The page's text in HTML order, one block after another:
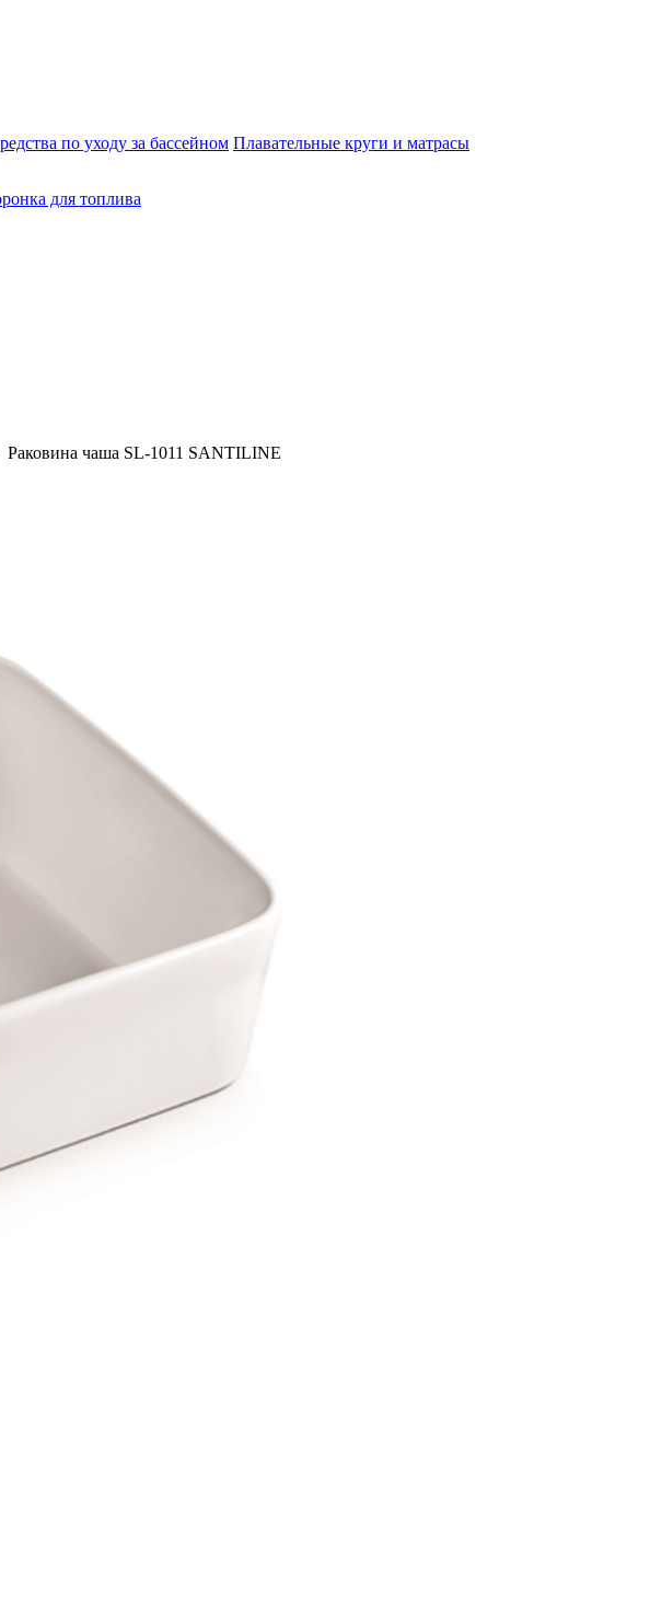
по уходу за бассейном Плавательные круги и матрасы
для топлива
Раковина чаша SL-1011 SANTILINE